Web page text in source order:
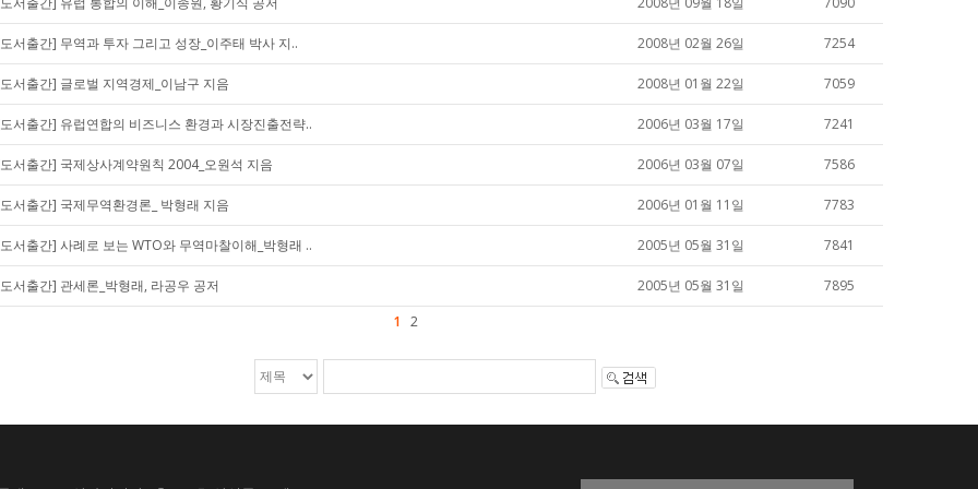
서출간] 무역과 투자 그리고 성장_이주태 박사 지.. 2008년 02월 26일 7254
서출간] 글로벌 지역경제_이남구 지음 2008년 01월 22일 7059
서출간] 유럽연합의 비즈니스 환경과 시장진출전략.. 2006년 03월 17일 7241
서출간] 국제상사계약원칙 2004_오원석 지음 2006년 03월 07일 7586
서출간] 국제무역환경론_ 박형래 지음 2006년 01월 11일 7783
서출간] 사례로 보는 WTO와 무역마찰이해_박형래 .. 2005년 05월 31일 7841
서출간] 관세론_박형래, 라공우 공저 2005년 05월 31일
7895
1 2